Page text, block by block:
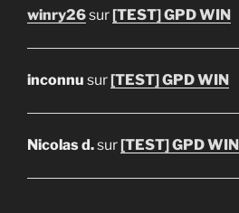
winry26sur [TEST] GPD WIN
inconnu sur [TEST] GPD WIN
Nicolas d.sur [TEST] GPD WIN